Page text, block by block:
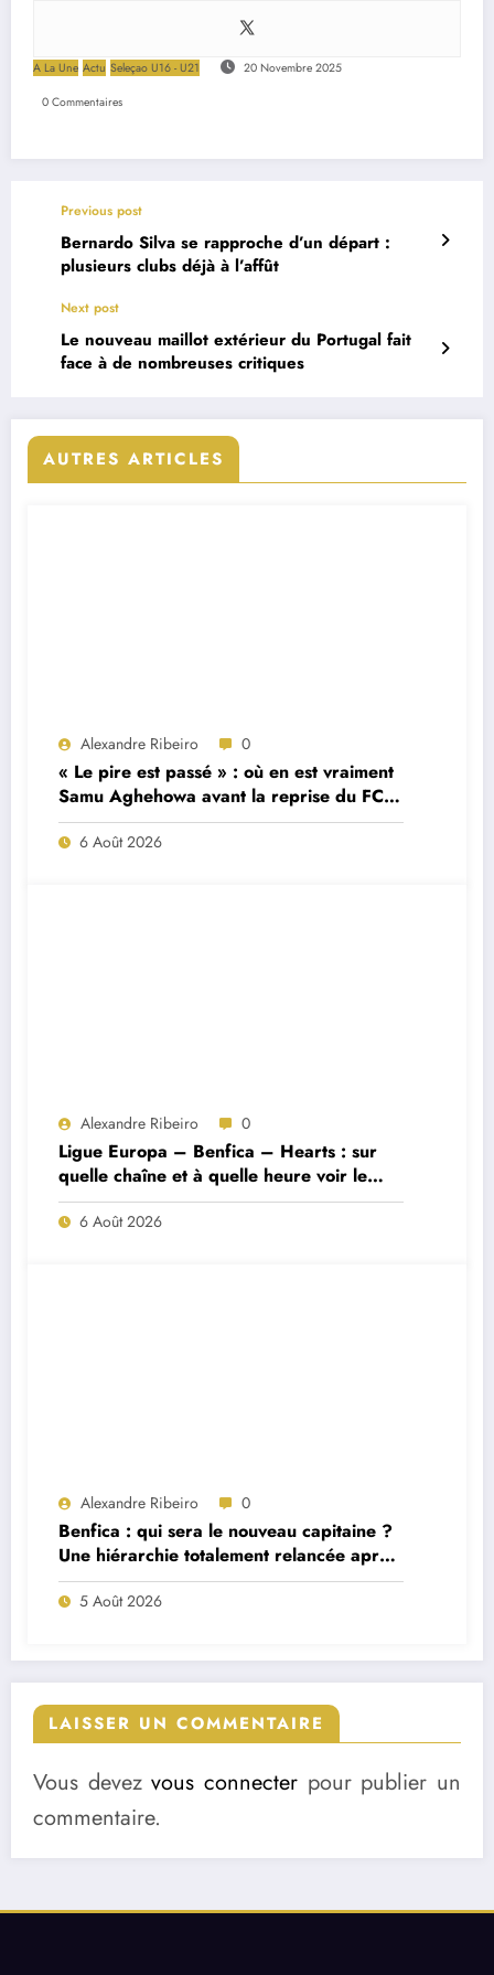
A La Une Actu Seleçao U16 - U21 20 Novembre 2025
0 Commentaires
Previous post
Bernardo Silva se rapproche d’un départ :
plusieurs clubs déjà à l’affût
Next post
Le nouveau maillot extérieur du Portugal fait
face à de nombreuses critiques
AUTRES ARTICLES
Alexandre Ribeiro 0
« Le pire est passé » : où en est vraiment
Samu Aghehowa avant la reprise du FC
Porto ?
6 Août 2026
Alexandre Ribeiro 0
Ligue Europa – Benfica – Hearts : sur
quelle chaîne et à quelle heure voir le
match ?
6 Août 2026
Alexandre Ribeiro 0
Benfica : qui sera le nouveau capitaine ?
Une hiérarchie totalement relancée après
deux départs majeurs
5 Août 2026
LAISSER UN COMMENTAIRE
Vous devezvous connecter pour publier un
commentaire.